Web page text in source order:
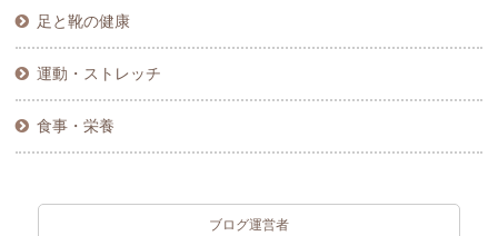
足と靴の健康
運動・ストレッチ
食事・栄養
ブログ運営者